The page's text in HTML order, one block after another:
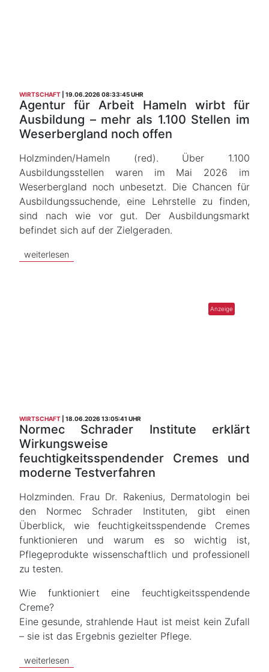
WIRTSCHAFT 19.06.2026 08:33:45 UHR
Agentur für Arbeit Hameln wirbt für
Ausbildung – mehr als 1.100 Stellen im
Weserbergland noch offen
Holzminden/Hameln (red). Über 1.100
Ausbildungsstellen waren im Mai 2026 im
Weserbergland noch unbesetzt. Die Chancen für
Ausbildungssuchende, eine Lehrstelle zu finden,
sind nach wie vor gut. Der Ausbildungsmarkt
befindet sich auf der Zielgeraden.
weiterlesen
WIRTSCHAFT 18.06.2026 13:05:41 UHR
Normec Schrader Institute erklärt
Wirkungsweise
feuchtigkeitsspendender Cremes und
moderne Testverfahren
Holzminden. Frau Dr. Rakenius, Dermatologin bei
den Normec Schrader Instituten, gibt einen
Überblick, wie feuchtigkeitsspendende Cremes
funktionieren und warum es so wichtig ist,
Pflegeprodukte wissenschaftlich und professionell
zu testen.
Wie funktioniert eine feuchtigkeitsspendende
Creme?
Eine gesunde, strahlende Haut ist meist kein Zufall
– sie ist das Ergebnis gezielter Pflege.
weiterlesen